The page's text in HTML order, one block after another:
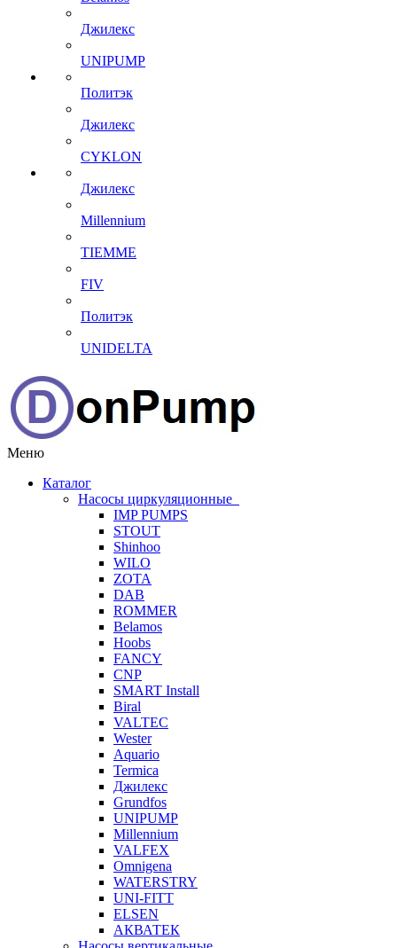
Джилекс
UNIPUMP
Политэк
Джилекс
CYKLON
Джилекс
Millennium
TIEMME
FIV
Политэк
UNIDELTA
Меню
Каталог
Насосы циркуляционные
IMP PUMPS
STOUT
Shinhoo
WILO
ZOTA
DAB
ROMMER
Belamos
Hoobs
FANCY
CNP
SMART Install
Biral
VALTEC
Wester
Aquario
Termica
Джилекс
Grundfos
UNIPUMP
Millennium
VALFEX
Omnigena
WATERSTRY
UNI-FITT
ELSEN
АКВАТЕК